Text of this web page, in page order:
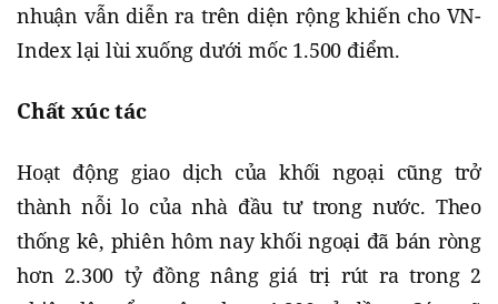
nhuận vẫn diễn ra trên diện rộng khiến cho VN-
Index lại lùi xuống dưới mốc 1.500 điểm.
Chất xúc tác
Hoạt động giao dịch của khối ngoại cũng trở
thành nỗi lo của nhà đầu tư trong nước. Theo
thống kê, phiên hôm nay khối ngoại đã bán ròng
hơn 2.300 tỷ đồng nâng giá trị rút ra trong 2